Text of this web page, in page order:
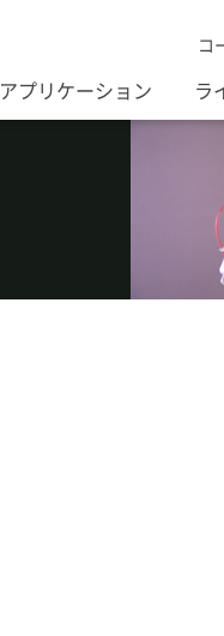
コ
アプリケーション ラ